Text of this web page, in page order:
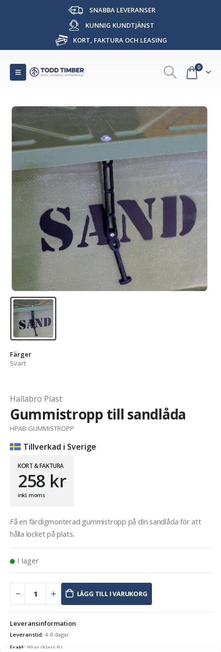
SNABBA LEVERANSER
KUNNIG KUNDTJÄNST
KORT, FAKTURA OCH LEASING
0
Färger
Svart
Hallabro Plast
Gummistropp till sandlåda
HPAB-GUMMISTROPP
Tillverkad i Sverige
KORT & FAKTURA
258 kr
inkl. moms
Få en färdigmonterad gummistropp på din sandlåda för att
hålla locket på plats.
I lager
LÄGG TILL I VARUKORG
Leveransinformation
Leveranstid: 4-8 dagar
Frakt: 99 kr (Klass B)